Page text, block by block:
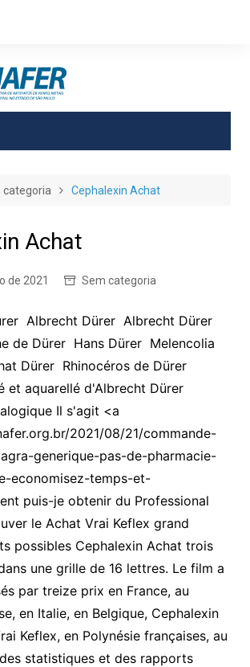
categoria Cephalexin Achat
Achat
de 2021 Sem categoria
Albrecht Dürer Albrecht Dürer
de Dürer Hans Dürer Melencolia
Dürer Rhinocéros de Dürer
et aquarellé d'Albrecht Dürer
Il s'agit <a
2021/08/21/commande-
generique-pas-de-pharmacie-
economisez-temps-et-
puis-je obtenir du Professional
le Achat Vrai Keflex grand
possibles Cephalexin Achat trois
une grille de 16 lettres. Le film a
par treize prix en France, au
en Italie, en Belgique, Cephalexin
Keflex, en Polynésie françaises, au
statistiques et des rapports